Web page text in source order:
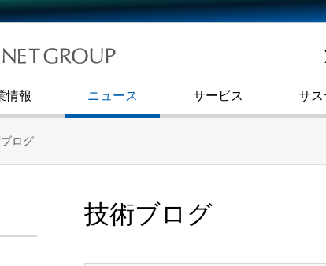
情報
社史
渋谷
ニュース サービス
リティ事業
サス
ンクルージョン
プ成長戦略・
よくあるご質問
ログ
技術ブログ